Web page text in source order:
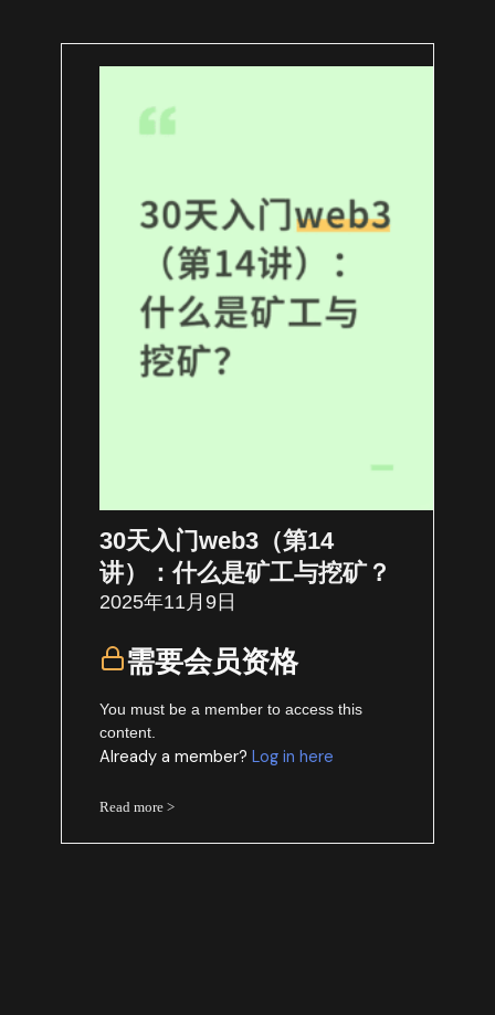
30天入门web3（第14
讲）：什么是矿工与挖矿？
2025年11月9日
需要会员资格
You must be a member to access this
content.
Already a member?Log in here
Read more >